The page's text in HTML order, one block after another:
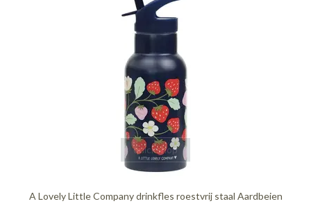
quickshop
A Lovely Little Company drinkfles roestvrij staal Aardbeien